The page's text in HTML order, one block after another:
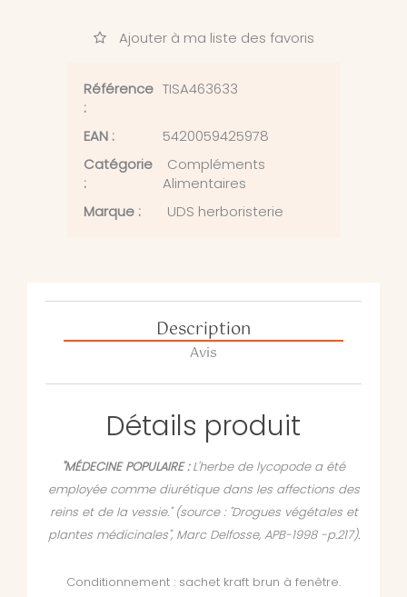
Ajouter à ma liste des favoris
Référence
:
TISA463633
EAN :
5420059425978
Catégorie
:
Compléments
Alimentaires
Marque :
UDS herboristerie
Description
Avis
Détails produit
"MÉDECINE POPULAIRE :L'herbe de lycopode a été
employée comme diurétique dans les affections des
reins et de la vessie." (source : "Drogues végétales et
plantes médicinales", Marc Delfosse, APB-1998 -p.217).
Conditionnement : sachet kraft brun à fenêtre.